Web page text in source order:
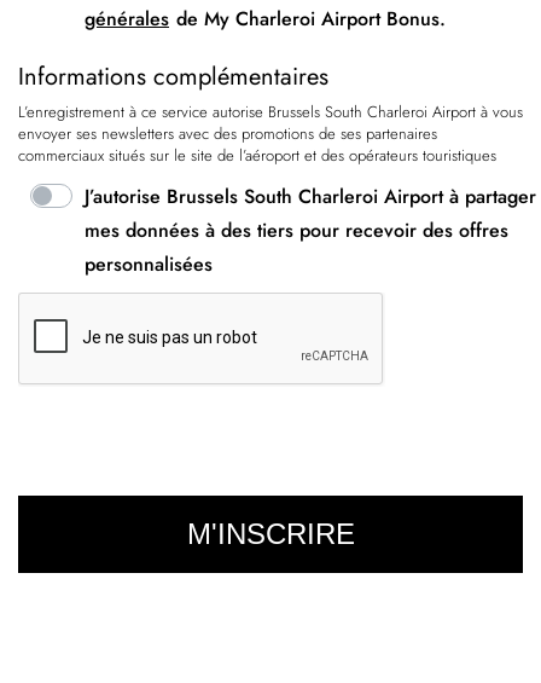
générales de My Charleroi Airport Bonus.
Informations complémentaires
L’enregistrement à ce service autorise Brussels South Charleroi Airport à vous
envoyer ses newsletters avec des promotions de ses partenaires
commerciaux situés sur le site de l’aéroport et des opérateurs touristiques
J’autorise Brussels South Charleroi Airport à partager
mes données à des tiers pour recevoir des offres
personnalisées